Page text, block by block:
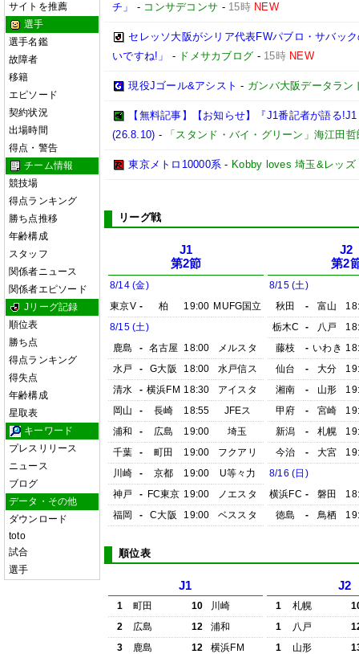
サイトを推薦
選手
選手名鑑
故障者
移籍
エピソード
契約状況
出場時間
得点・警告
チーム情報
競技場
得点ランキング
勝ち点推移
年齢構成
スタッフ
関係者ニュース
関係者エピソード
Jリーグ記録
順位表
勝ち点
得点ランキング
得失点
年齢構成
星取表
キーワード
プレスリリース
ニュース
ブログ
データ・その他
ダウンロード
toto
試合
選手
チ」
- コンサデコンサ - 15時 NEW
セレッソ大阪がシリア代表FWパブロ・サバッ
いですね!」
- ドメサカブログ - 15時 NEW
現役Jゴール&アシスト - ガンバ大阪データラ
【無料記事】【お知らせ】『J1番記者が語る
(26.8.10) - 「スタンド・バイ・グリーン」海江田哲
東京メトロ10000系 - Kobby loves 埼玉&レッズ
リーグ戦
J1
第2節
8/14 (金)
東京V - 柏 19:00 MUFG国立
8/15 (土)
鹿島
- 名古屋 18:00
メルスタ
水戸
- G大阪 18:00
水戸信ス
清水
- 横浜FM 18:30
アイスタ
岡山
- 長崎 18:55
JFEス
浦和
- 広島 19:00
埼玉
千葉
- 町田 19:00
フクアリ
川崎
- 京都 19:00
U等々力
神戸
- FC東京 19:00
ノエスタ
福岡
- C大阪 19:00 ベススタ
J2
第2
8/15 (土)
秋田
- 富山
栃木C
- 八戸
藤枝
- いわき
仙台
- 大分
湘南
- 山形
甲府
- 宮崎
新潟
- 札幌
今治
- 大宮
8/16 (日)
横浜FC - 磐田
徳島
- 鳥栖
順位表
J1
1 町田 10
川崎
2
広島 12
浦和
3
鹿島 12
横浜FM
J2
1 札幌
1
八戸
1
山形